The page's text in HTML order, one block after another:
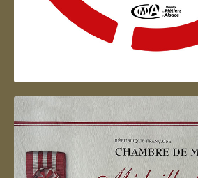
Artisan d'Alsace